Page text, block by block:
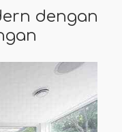
dengan